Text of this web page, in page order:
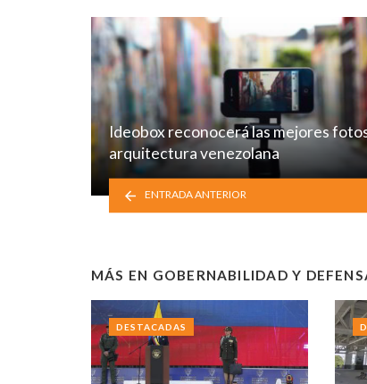
Ideobox reconocerá las mejores
arquitectura venezolana
ENTRADA ANTERIOR
MÁS EN GOBERNABILIDAD Y
DESTACADAS